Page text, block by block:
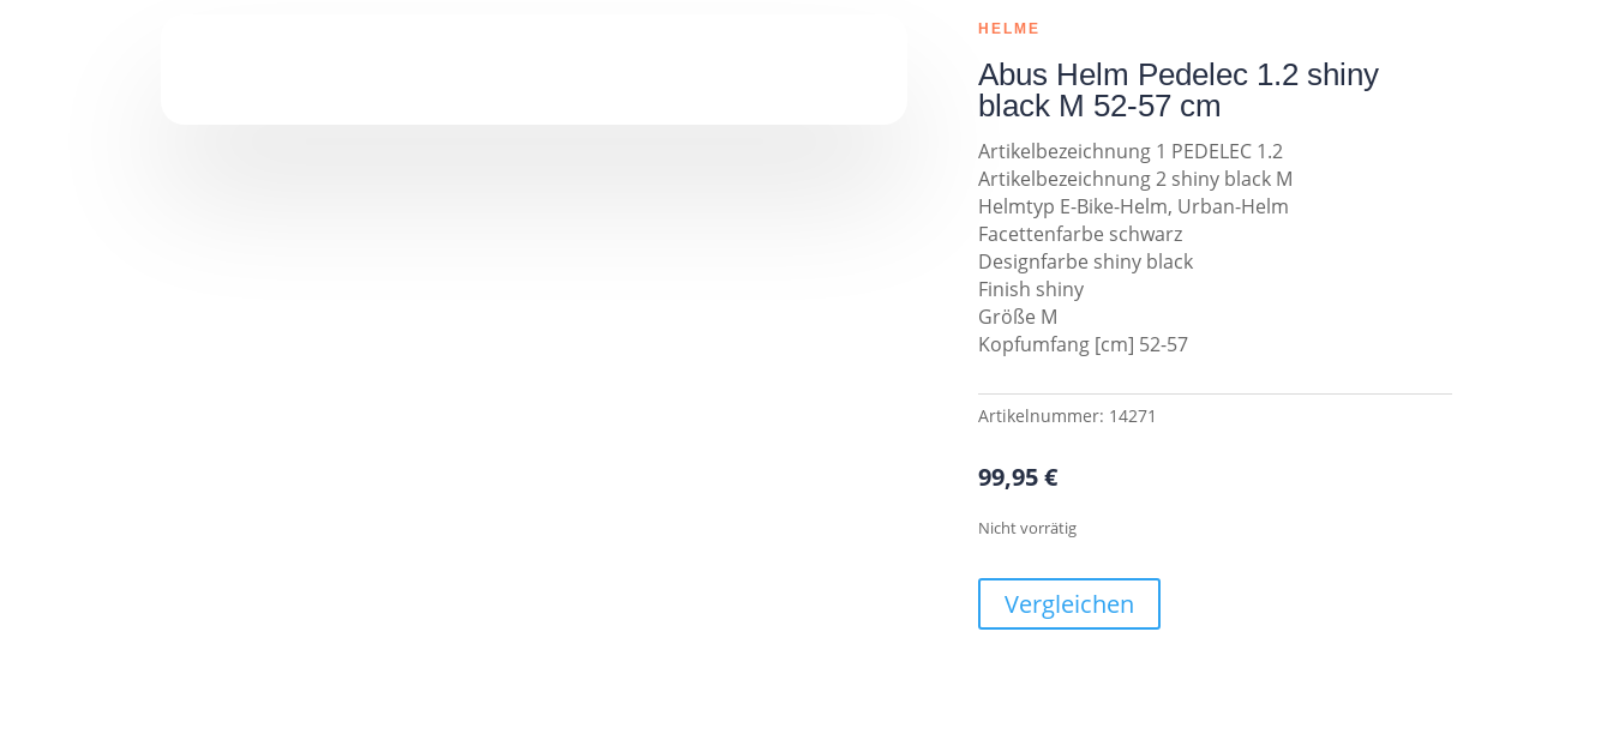
HELME
Abus Helm Pedelec 1.2 shiny
black M 52-57 cm
Artikelbezeichnung 1 PEDELEC 1.2
Artikelbezeichnung 2 shiny black M
Helmtyp E-Bike-Helm, Urban-Helm
Facettenfarbe schwarz
Designfarbe shiny black
Finish shiny
Größe M
Kopfumfang [cm] 52-57
Artikelnummer: 14271
99,95€
Nicht vorrätig
Vergleichen